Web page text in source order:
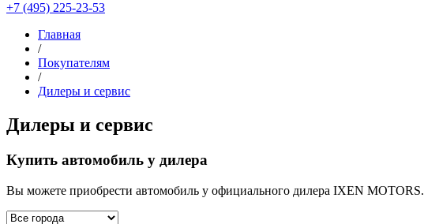
+7 (495) 225-23-53
Главная
/
Покупателям
/
Дилеры и сервис
Дилеры и сервис
Купить автомобиль у дилера
Вы можете приобрести автомобиль у официального дилера IXEN MOTORS.